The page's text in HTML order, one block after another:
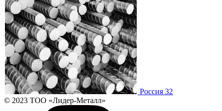
Россия 32
© 2023 ТОО «Лидер-Металл»